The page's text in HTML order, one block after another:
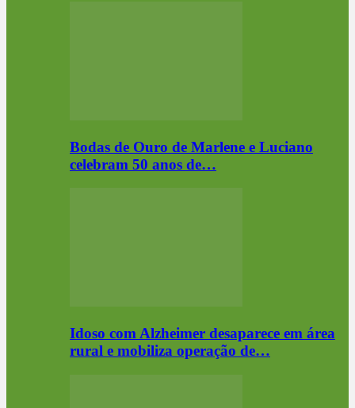
Bodas de Ouro de Marlene e Luciano
celebram 50 anos de…
Idoso com Alzheimer desaparece em área
rural e mobiliza operação de…